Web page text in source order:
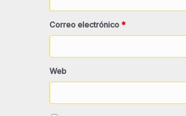
Correo electrónico *
Web